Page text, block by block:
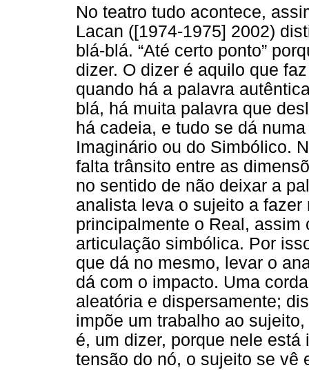
No teatro tudo acontece,
Lacan ([1974-1975] 2002)
blá-blá. “Até certo ponto”
dizer. O dizer é aquilo que
quando há a palavra
blá, há muita palavra que
há cadeia, e tudo se dá
Imaginário ou do Simbólico.
falta trânsito entre as
no sentido de não deixar a
analista leva o sujeito a
principalmente o Real,
articulação simbólica. Por
que dá no mesmo, levar o
dá com o impacto. Uma
aleatória e dispersamente;
impõe um trabalho ao
é, um dizer, porque nele
tensão do nó, o sujeito se vê